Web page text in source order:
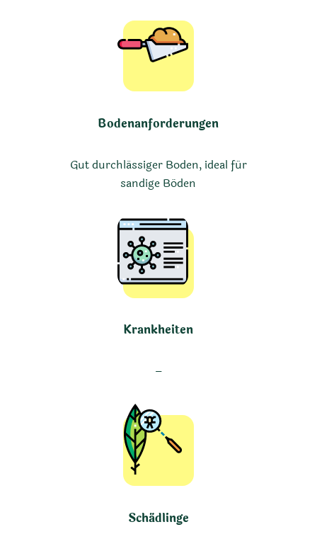
Bodenanforderungen
Gut durchlässiger Boden, ideal für
sandige Böden
Krankheiten
–
Schädlinge